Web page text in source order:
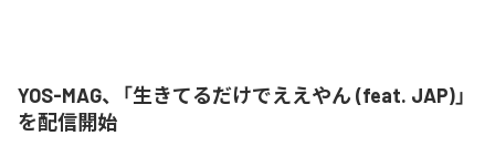
YOS-MAG、「生きてるだけでええやん (feat. JAP)」
を配信開始